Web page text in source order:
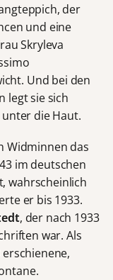
der
und eine
Skryleva
Und bei den
legt sie sich
unter die Haut.
Widminnen das
im deutschen
wahrscheinlich
er bis 1933.
, der nach 1933
war. Als